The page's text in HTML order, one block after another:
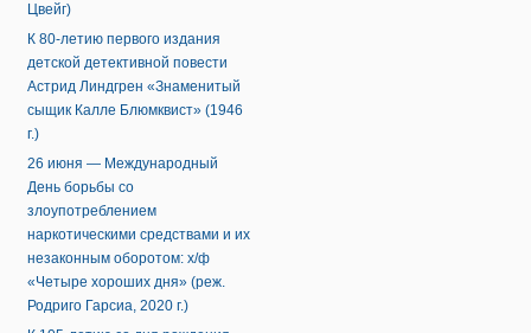
Цвейг)
К 80-летию первого издания
детской детективной повести
Астрид Линдгрен «Знаменитый
сыщик Калле Блюмквист» (1946
г.)
26 июня — Международный
День борьбы со
злоупотреблением
наркотическими средствами и их
незаконным оборотом: х/ф
«Четыре хороших дня» (реж.
Родриго Гарсиа, 2020 г.)